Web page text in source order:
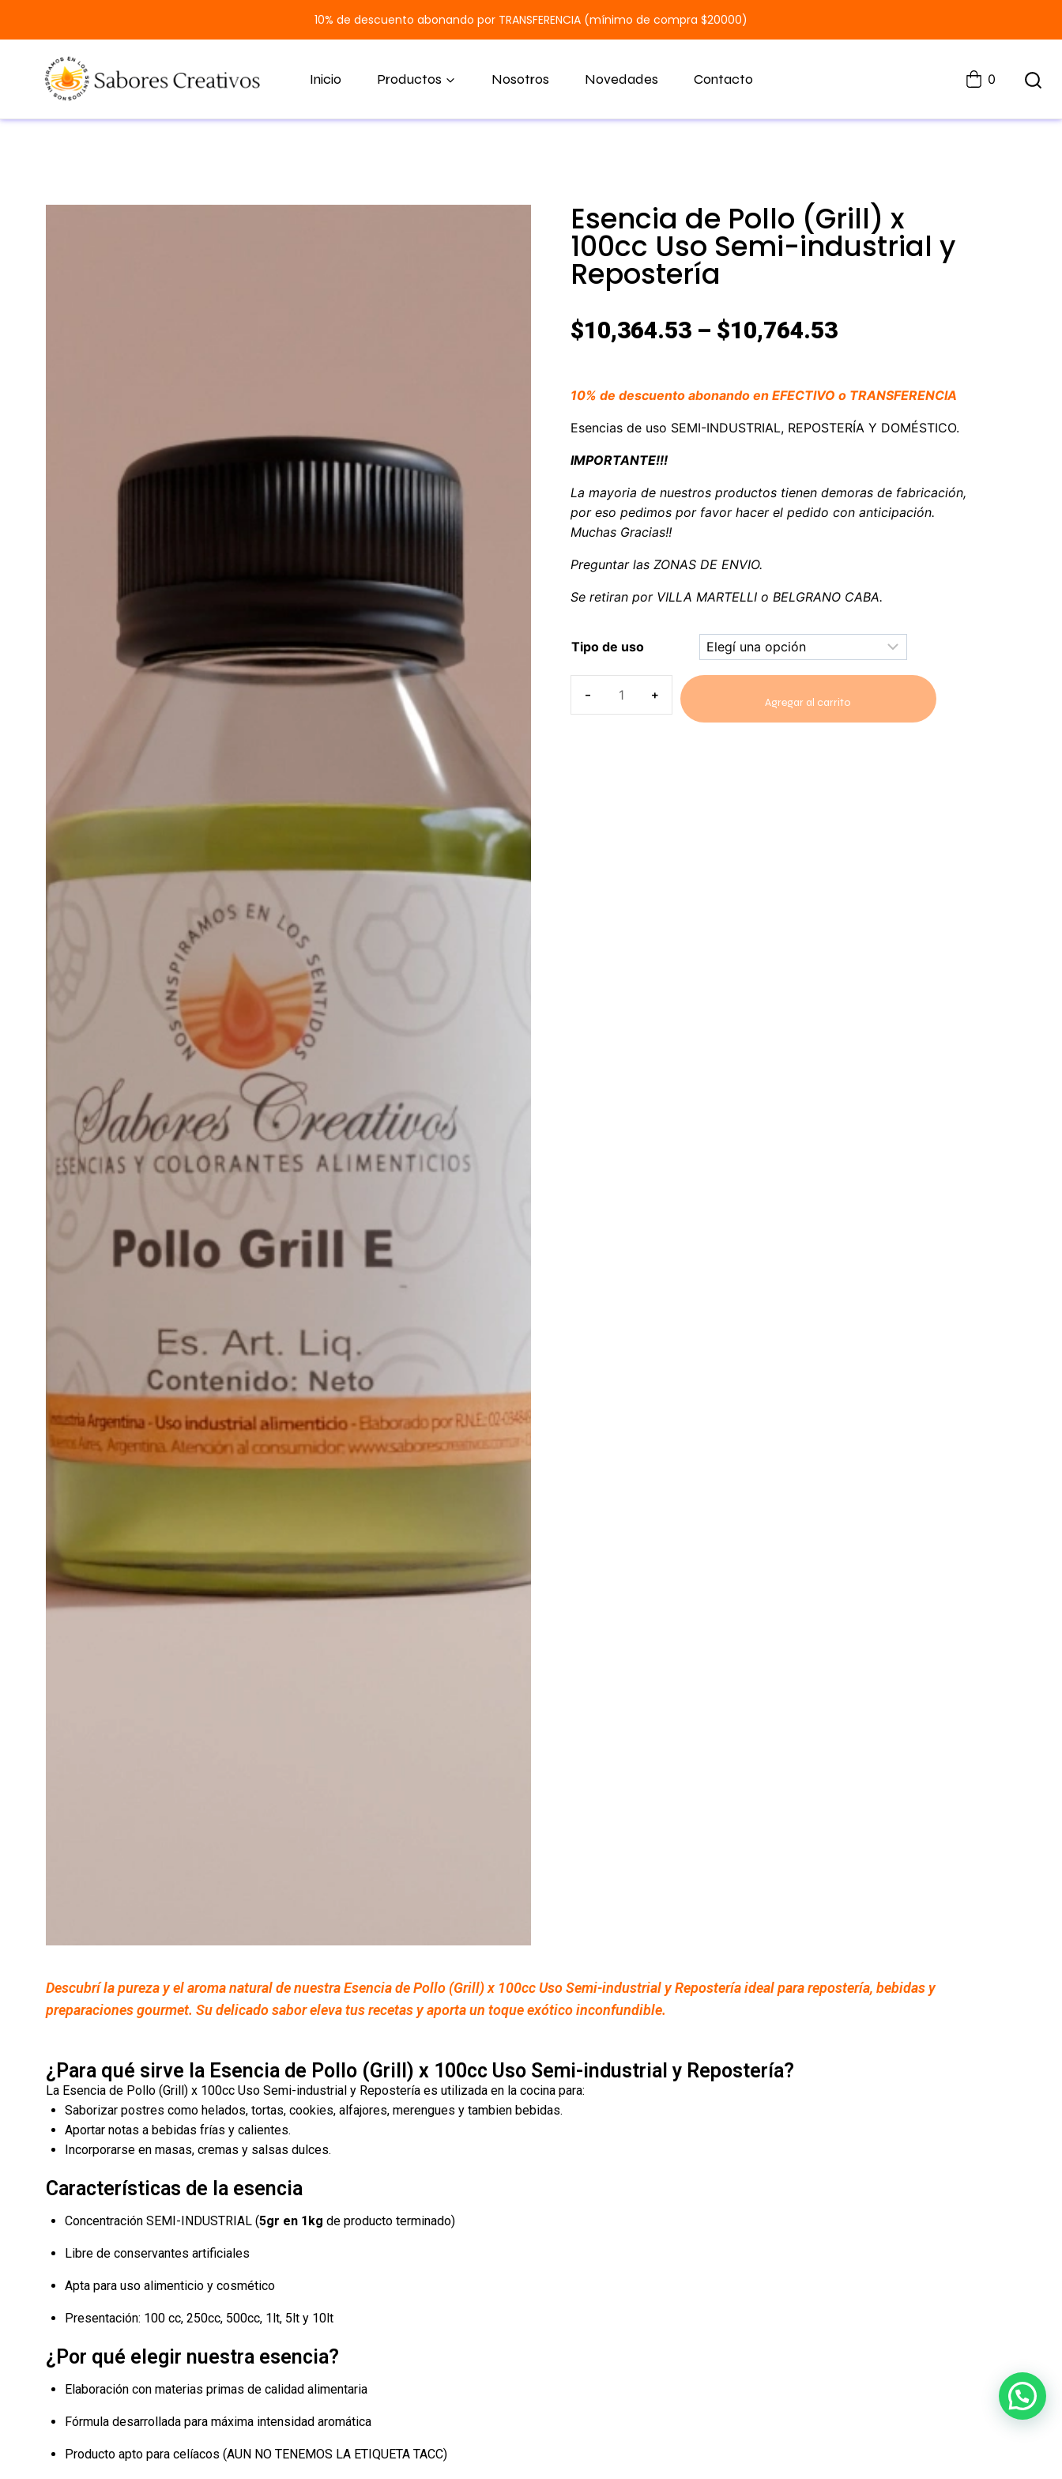
10% de descuento abonando por TRANSFERENCIA (mínimo de compra $20000)
Inicio Productos Nosotros Novedades Contacto 0
Esencia de Pollo (Grill) x
100cc Uso Semi-industrial y
Repostería
$10,364.53 – $10,764.53
10% de descuento abonando en EFECTIVO o TRANSFERENCIA
Esencias de uso SEMI-INDUSTRIAL, REPOSTERÍA Y DOMÉSTICO.
IMPORTANTE!!!
La mayoria de nuestros productos tienen demoras de fabricación,
por eso pedimos por favor hacer el pedido con anticipación.
Muchas Gracias!!
Preguntar las ZONAS DE ENVIO.
Se retiran por VILLA MARTELLI o BELGRANO CABA.
Tipo de uso
Agregar al carrito
Descubrí la pureza y el aroma natural de nuestra Esencia de Pollo (Grill) x 100cc Uso Semi-industrial y Repostería ideal para repostería, bebidas y
preparaciones gourmet. Su delicado sabor eleva tus recetas y aporta un toque exótico inconfundible.
¿Para qué sirve la Esencia de Pollo (Grill) x 100cc Uso Semi-industrial y Repostería?
La Esencia de Pollo (Grill) x 100cc Uso Semi-industrial y Repostería es utilizada en la cocina para:
Saborizar postres como helados, tortas, cookies, alfajores, merengues y tambien bebidas.
Aportar notas a bebidas frías y calientes.
Incorporarse en masas, cremas y salsas dulces.
Características de la esencia
Concentración SEMI-INDUSTRIAL (5gr en 1kg de producto terminado)
Libre de conservantes artificiales
Apta para uso alimenticio y cosmético
Presentación: 100 cc, 250cc, 500cc, 1lt, 5lt y 10lt
¿Por qué elegir nuestra esencia?
Elaboración con materias primas de calidad alimentaria
Fórmula desarrollada para máxima intensidad aromática
Producto apto para celíacos (AUN NO TENEMOS LA ETIQUETA TACC)